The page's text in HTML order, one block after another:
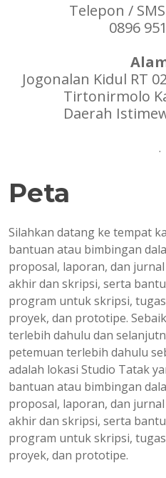
Telepon /
0896
Jogonalan Kidul RT
Tirtonirmolo
Daerah
.
Peta
Silahkan datang ke tempat
bantuan atau bimbingan
proposal, laporan, dan
akhir dan skripsi, serta
program untuk skripsi,
proyek, dan prototipe.
terlebih dahulu dan
petemuan terlebih dahulu
adalah lokasi Studio Tatak
bantuan atau bimbingan
proposal, laporan, dan
akhir dan skripsi, serta
program untuk skripsi,
proyek, dan prototipe.